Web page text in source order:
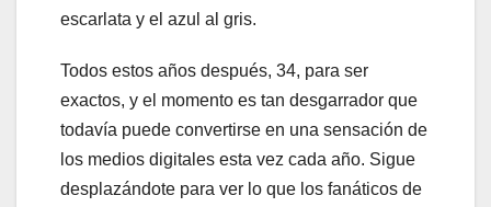
escarlata y el azul al gris.
Todos estos años después, 34, para ser
exactos, y el momento es tan desgarrador que
todavía puede convertirse en una sensación de
los medios digitales esta vez cada año. Sigue
desplazándote para ver lo que los fanáticos de